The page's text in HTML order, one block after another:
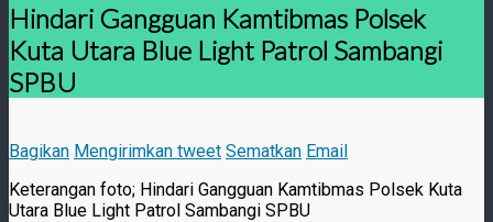
Hindari Gangguan Kamtibmas Polsek
Kuta Utara Blue Light Patrol Sambangi
SPBU
Bagikan Mengirimkan tweet Sematkan Email
Keterangan foto; Hindari Gangguan Kamtibmas Polsek Kuta
Utara Blue Light Patrol Sambangi SPBU